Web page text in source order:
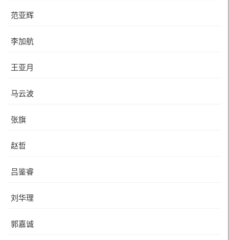
范亚辉
李加航
王亚月
马云波
张旗
赵哲
吕鉴睿
刘华理
郭嘉诚